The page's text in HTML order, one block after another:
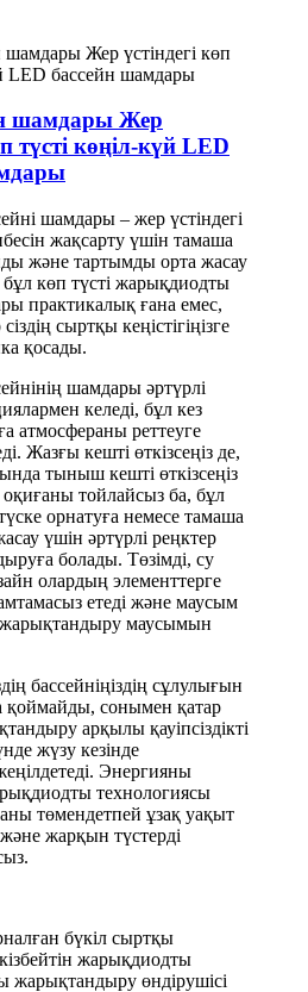
шамдары Жер
түсті көңіл-күй LED
шамдары – жер үстіндегі
жақсарту үшін тамаша
және тартымды орта жасау
көп түсті жарықдиодты
практикалық ғана емес,
сыртқы кеңістігіңізге
қосады.
шамдары әртүрлі
келеді, бұл кез
атмосфераны реттеуге
Жазғы кешті өткізсеңіз де,
тыныш кешті өткізсеңіз
тойлайсыз ба, бұл
орнатуға немесе тамаша
үшін әртүрлі реңктер
болады. Төзімді, су
олардың элементтерге
етеді және маусым
жарықтандыру маусымын
бассейніңіздің сұлулығын
қоймайды, сонымен қатар
арқылы қауіпсіздікті
жүзу кезінде
Энергияны
технологиясы
төмендетпей ұзақ уақыт
жарқын түстерді